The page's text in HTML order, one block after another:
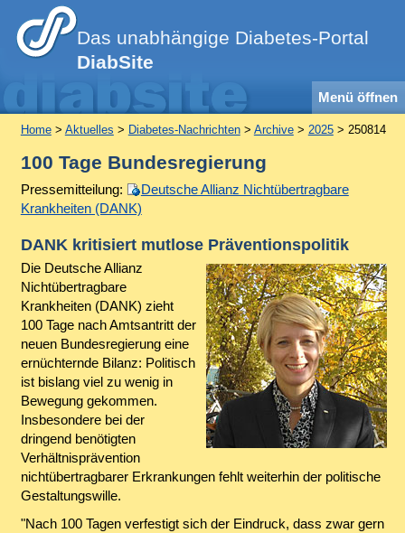
Das unabhängige Diabetes-Portal
DiabSite
Menü öffnen
Home> Aktuelles > Diabetes-Nachrichten> Archive> 2025> 250814
100 Tage Bundesregierung
Pressemitteilung:
Deutsche Allianz Nichtübertragbare
Krankheiten (DANK)
DANK kritisiert mutlose Präventionspolitik
Die Deutsche Allianz
Nichtübertragbare
Krankheiten (DANK) zieht
100 Tage nach Amtsantritt der
neuen Bundesregierung eine
ernüchternde Bilanz: Politisch
ist bislang viel zu wenig in
Bewegung gekommen.
Insbesondere bei der
dringend benötigten
Verhältnisprävention
nichtübertragbarer Erkrankungen fehlt weiterhin der politische
Gestaltungswille.
"Nach 100 Tagen verfestigt sich der Eindruck, dass zwar gern